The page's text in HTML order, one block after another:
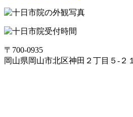
〒700-0935
岡山県岡山市北区神田２丁目５-２１